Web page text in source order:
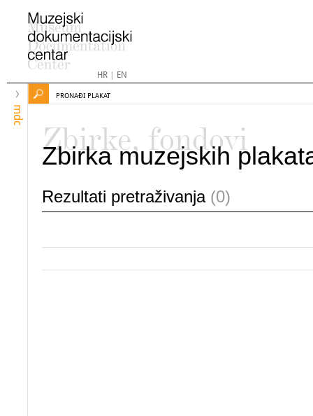
HR| EN
mdc
PRONAĐI PLAKAT
Zbirke, fondovi
Zbirka muzejskih
Rezultati pretraživanja (0)